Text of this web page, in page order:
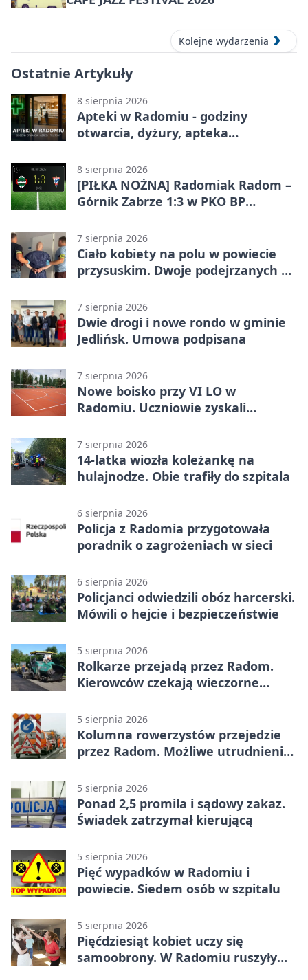
Kolejne wydarzenia
Ostatnie Artykuły
8 sierpnia 2026
Apteki w Radomiu - godziny
otwarcia, dyżury, apteka
8 sierpnia 2026
[PIŁKA NOŻNA] Radomiak Radom –
Górnik Zabrze 1:3 w PKO BP
golami pogrążył gospodarzy
7 sierpnia 2026
Ciało kobiety na polu w powiecie
przysuskim. Dwoje podejrzanych w
7 sierpnia 2026
Dwie drogi i nowe rondo w gminie
Jedlińsk. Umowa podpisana
7 sierpnia 2026
Nowe boisko przy VI LO w
Radomiu. Uczniowie zyskali
7 sierpnia 2026
14-latka wiozła koleżankę na
hulajnodze. Obie trafiły do szpitala
6 sierpnia 2026
Policja z Radomia przygotowała
poradnik o zagrożeniach w sieci
6 sierpnia 2026
Policjanci odwiedzili obóz harcerski.
Mówili o hejcie i bezpieczeństwie
5 sierpnia 2026
Rolkarze przejadą przez Radom.
Kierowców czekają wieczorne
5 sierpnia 2026
Kolumna rowerzystów przejedzie
przez Radom. Możliwe utrudnienia
5 sierpnia 2026
Ponad 2,5 promila i sądowy zakaz.
Świadek zatrzymał kierującą
5 sierpnia 2026
Pięć wypadków w Radomiu i
powiecie. Siedem osób w szpitalu
5 sierpnia 2026
Pięćdziesiąt kobiet uczy się
samoobrony. W Radomiu ruszyły